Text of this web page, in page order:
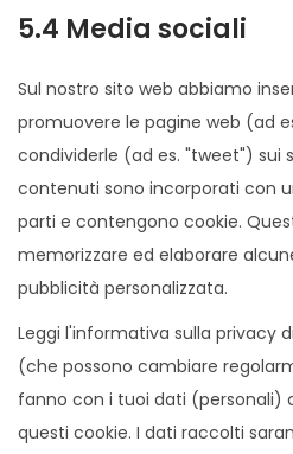
5.4 Media sociali
Sul nostro sito web abbiamo
promuovere le pagine web (ad
condividerle (ad es. "tweet") sui
contenuti sono incorporati con
parti e contengono cookie.
memorizzare ed elaborare
pubblicità personalizzata.
Leggi l'informativa sulla privacy
(che possono cambiare
fanno con i tuoi dati (personali)
questi cookie. I dati raccolti